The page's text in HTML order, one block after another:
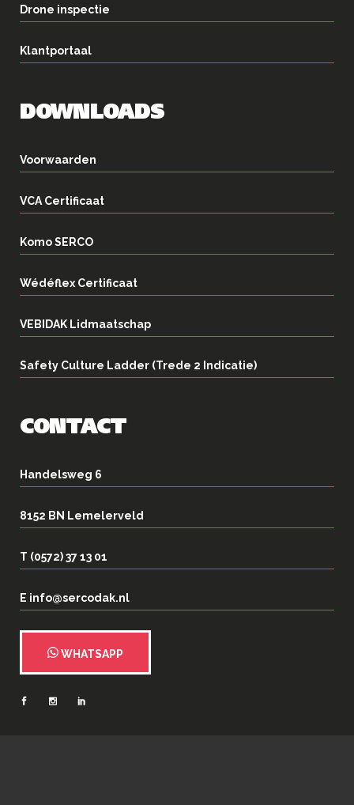
Drone inspectie
Klantportaal
DOWNLOADS
Voorwaarden
VCA Certificaat
Komo SERCO
Wédéflex Certificaat
VEBIDAK Lidmaatschap
Safety Culture Ladder (Trede 2 Indicatie)
CONTACT
Handelsweg 6
8152 BN Lemelerveld
T (0572) 37 13 01
E info@sercodak.nl
WHATSAPP